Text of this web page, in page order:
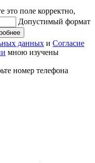
это поле корректно,
Допустимый формат
данных и Согласие
мною изучены
номер телефона